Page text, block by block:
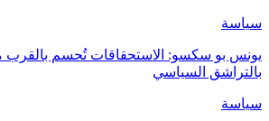
سياسة
يونس بو سكسو: الاستحقاقات تُحسم بالقرب
بالتراشق السياسي
سياسة